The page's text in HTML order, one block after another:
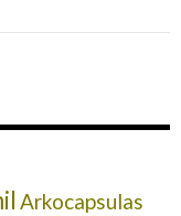
Arkocapsulas